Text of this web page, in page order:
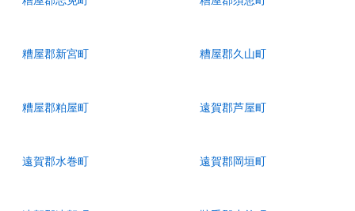
糟屋郡新宮町 糟屋郡久山町
糟屋郡粕屋町 遠賀郡芦屋町
遠賀郡水巻町 遠賀郡岡垣町